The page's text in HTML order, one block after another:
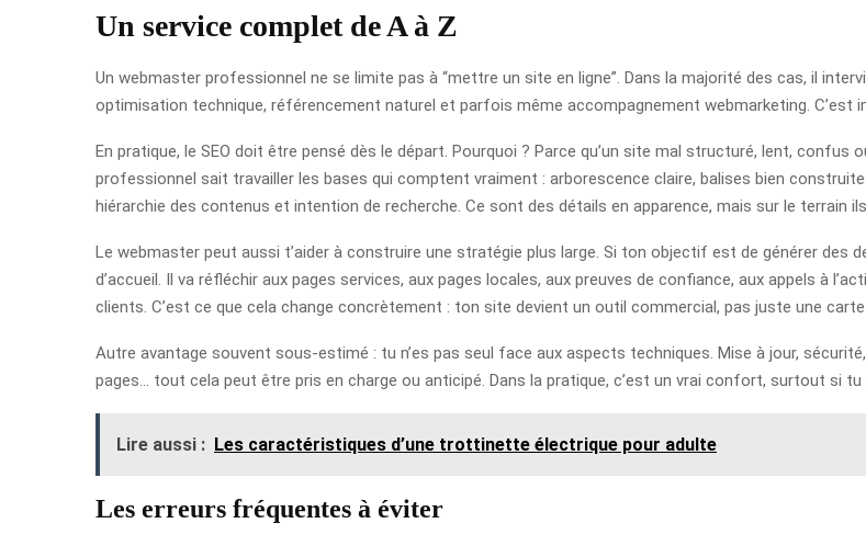
Un service complet de A à Z
Un webmaster professionnel ne se limite pas à “mettre un site en ligne”. Dans la majorité des cas, il
optimisation technique, référencement naturel et parfois même accompagnement webmarketing. C’est
En pratique, le SEO doit être pensé dès le départ. Pourquoi ? Parce qu’un site mal structuré, lent,
professionnel sait travailler les bases qui comptent vraiment : arborescence claire, balises bien
hiérarchie des contenus et intention de recherche. Ce sont des détails en apparence, mais sur le terrain
Le webmaster peut aussi t’aider à construire une stratégie plus large. Si ton objectif est de générer des
d’accueil. Il va réfléchir aux pages services, aux pages locales, aux preuves de confiance, aux appels à
clients. C’est ce que cela change concrètement : ton site devient un outil commercial, pas juste une carte
Autre avantage souvent sous-estimé : tu n’es pas seul face aux aspects techniques. Mise à jour,
pages… tout cela peut être pris en charge ou anticipé. Dans la pratique, c’est un vrai confort, surtout si tu
Lire aussi : Les caractéristiques d’une trottinette électrique pour adulte
Les erreurs fréquentes à éviter